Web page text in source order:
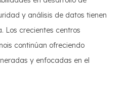
y análisis de datos tienen
Los crecientes centros
continúan ofreciendo
y enfocadas en el